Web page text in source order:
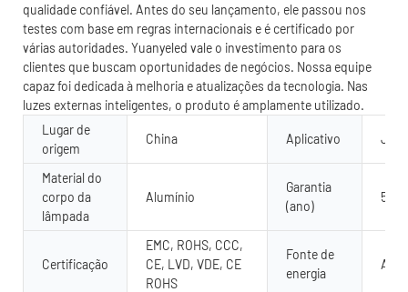
qualidade confiável. Antes do seu lançamento, ele passou nos
testes com base em regras internacionais e é certificado por
várias autoridades. Yuanyeled vale o investimento para os
clientes que buscam oportunidades de negócios. Nossa equipe
capaz foi dedicada à melhoria e atualizações da tecnologia. Nas
luzes externas inteligentes, o produto é amplamente utilizado.
Lugar de
origem
China Aplicativo
Material do
corpo da
lâmpada
Alumínio
Garantia
(ano)
5
Certificação
EMC, ROHS, CCC,
CE, LVD, VDE, CE
ROHS
Fonte de
energia
AC